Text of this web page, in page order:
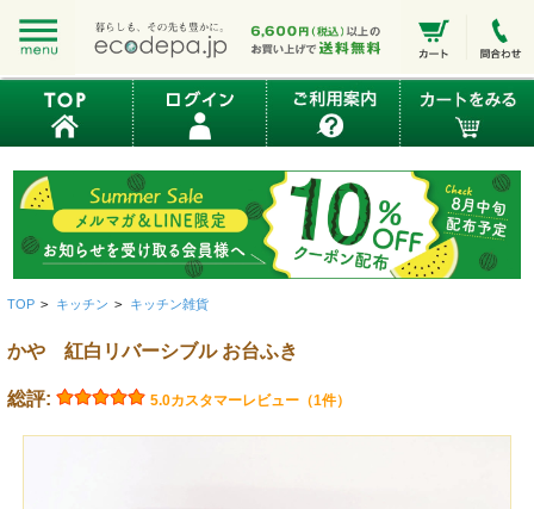
TOP > キッチン > キッチン雑貨
かや 紅白リバーシブル お台ふき
総評: 5.0カスタマーレビュー（1件）